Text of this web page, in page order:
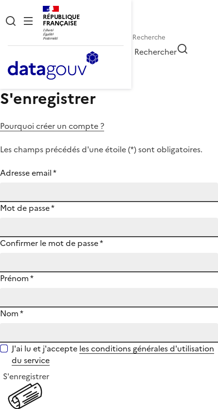
RÉPUBLIQUE
FRANÇAISE
Rechercher
S'enregistrer
Pourquoi créer un compte ?
Les champs précédés d'une étoile (*) sont obligatoires.
Adresse email*
Mot de passe*
Confirmer le mot de passe*
Prénom*
Nom*
J'ai lu et j'accepte les conditions générales d'utilisation
du service
S'enregistrer